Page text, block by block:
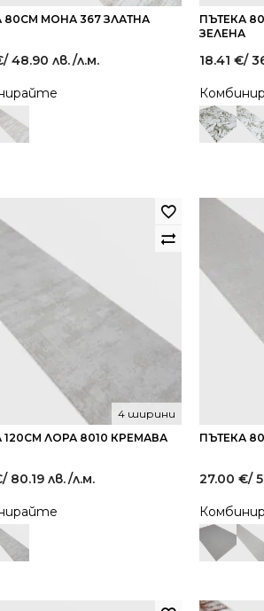
80СМ МОНА 367 ЗЛАТНА
/ 48.90 лв./л.м.
ПЪТЕКА
ЗЕЛЕНА
18.41 €/
120СМ ЛОРА 8010 КРЕМАВА
4 ширини
/ 80.19 лв./л.м.
ПЪТЕКА
27.00 €/